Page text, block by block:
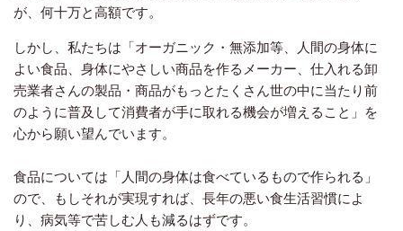
が、何十万と高額です。
しかし、私たちは「オーガニック・無添加等、人間の身体に
よい食品、身体にやさしい商品を作るメーカー、仕入れる卸
売業者さんの製品・商品がもっとたくさん世の中に当たり前
のように普及して消費者が手に取れる機会が増えること」を
心から願い望んでいます。
食品については「人間の身体は食べているもので作られる」
ので、もしそれが実現すれば、長年の悪い食生活習慣によ
り、病気等で苦しむ人も減るはずです。